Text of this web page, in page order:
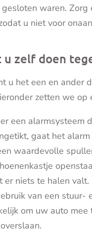
waren.
u niet voor
u zelf doen
u het een en ander
zetten we op
een alarmsysteem
gaat het
waardevolle
er niets te halen valt.
van een stuur-
om uw auto